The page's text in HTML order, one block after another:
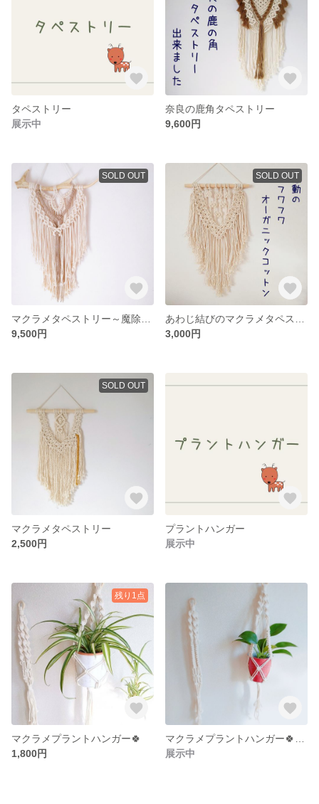
タペストリー
展示中
奈良の鹿角タペストリー
9,600円
SOLD OUT
9,500円
SOLD OUT
3,000円
SOLD OUT
マクラメタペストリー
2,500円
プラントハンガー
展示中
残り1点
マクラメプラントハンガー🍀
1,800円
展示中